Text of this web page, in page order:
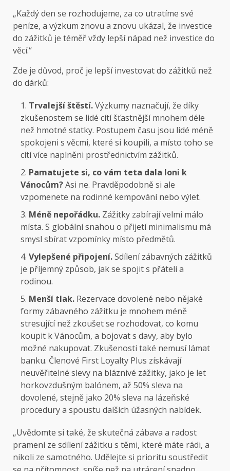
„Každý den se rozhodujeme, za co utratíme své
peníze, a výzkum znovu a znovu ukázal, že investice
do zážitků je téměř vždy lepší nápad než investice do
věcí.“
Zde je důvod, proč je lepší investovat do zážitků než
do dárků:
Trvalejší štěstí.Výzkumy naznačují, že díky
zkušenostem se lidé cítí šťastnější mnohem déle
než hmotné statky. Postupem času jsou lidé méně
spokojeni s věcmi, které si koupili, a místo toho se
cítí více naplněni prostřednictvím zážitků.
Pamatujete si, co vám teta dala loni k
Vánocům?Asi ne. Pravděpodobně si ale
vzpomenete na rodinné kempování nebo výlet.
Méně nepořádku. Zážitky zabírají velmi málo
místa. S globální snahou o přijetí minimalismu má
smysl sbírat vzpomínky místo předmětů.
Vylepšené připojení.Sdílení zábavných zážitků
je příjemný způsob, jak se spojit s přáteli a
rodinou.
Menší tlak. Rezervace dovolené nebo nějaké
formy zábavného zážitku je mnohem méně
stresující než zkoušet se rozhodovat, co komu
koupit k Vánocům, a bojovat s davy, aby bylo
možné nakupovat. Zkušenosti také nemusí lámat
banku. Členové First Loyalty Plus získávají
neuvěřitelné slevy na bláznivé zážitky, jako je let
horkovzdušným balónem, až 50% sleva na
dovolené, stejně jako 20% sleva na lázeňské
procedury a spoustu dalších úžasných nabídek.
„Uvědomte si také, že skutečná zábava a radost
pramení ze sdílení zážitku s těmi, které máte rádi, a
nikoli ze samotného. Udělejte si prioritu soustředit